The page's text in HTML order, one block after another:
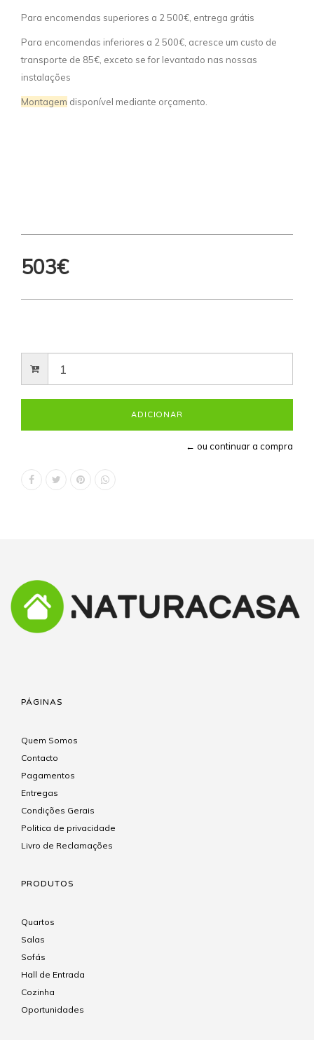
Para encomendas superiores a 2 500€, entrega grátis
Para encomendas inferiores a 2 500€, acresce um custo de
transporte de 85€, exceto se for levantado nas nossas
instalações
Montagem disponível mediante orçamento.
503€
← ou continuar a compra
PÁGINAS
Quem Somos
Contacto
Pagamentos
Entregas
Condições Gerais
Politica de privacidade
Livro de Reclamações
PRODUTOS
Quartos
Salas
Sofás
Hall de Entrada
Cozinha
Oportunidades